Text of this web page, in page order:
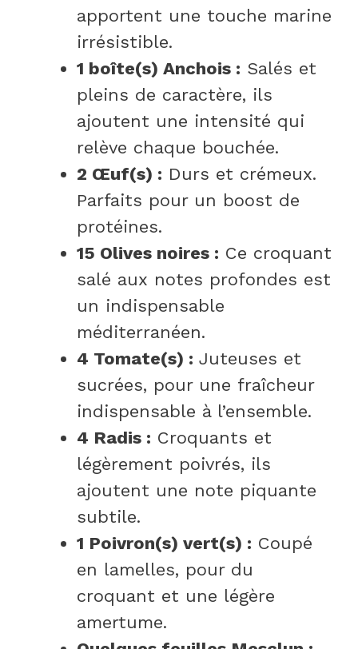
apportent une touche marine
irrésistible.
1 boîte(s) Anchois : Salés et
pleins de caractère, ils
ajoutent une intensité qui
relève chaque bouchée.
2 Œuf(s) : Durs et crémeux.
Parfaits pour un boost de
protéines.
15 Olives noires : Ce croquant
salé aux notes profondes est
un indispensable
méditerranéen.
4 Tomate(s) : Juteuses et
sucrées, pour une fraîcheur
indispensable à l’ensemble.
4 Radis : Croquants et
légèrement poivrés, ils
ajoutent une note piquante
subtile.
1 Poivron(s) vert(s) : Coupé
en lamelles, pour du
croquant et une légère
amertume.